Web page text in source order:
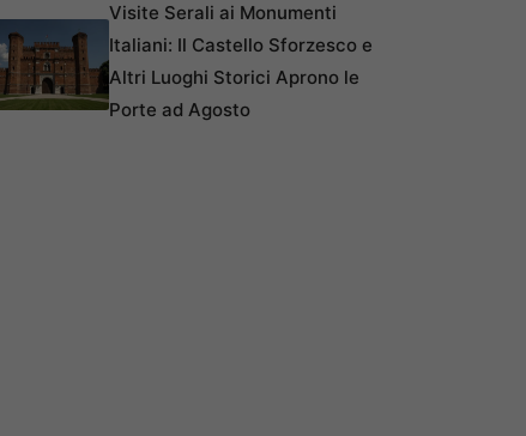
Visite Serali ai Monumenti
Italiani: Il Castello Sforzesco e
Altri Luoghi Storici Aprono le
Porte ad Agosto